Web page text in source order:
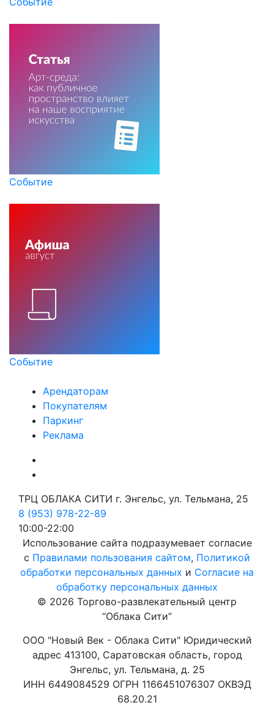
Событие
Событие
Арендаторам
Покупателям
Паркинг
Реклама
ТРЦ ОБЛАКА СИТИ г. Энгельс, ул. Тельмана, 25
8 (953) 978-22-89
10:00-22:00
© 2026 Торгово-развлекательный центр
“Облака Сити”
Использование сайта подразумевает согласие
с Правилами пользования сайтом, Политикой
обработки персональных данных и Согласие на
обработку персональных данных
ООО "Новый Век - Облака Сити" Юридический
адрес 413100, Саратовская область, город
Энгельс, ул. Тельмана, д. 25
ИНН 6449084529 ОГРН 1166451076307 ОКВЭД
68.20.21